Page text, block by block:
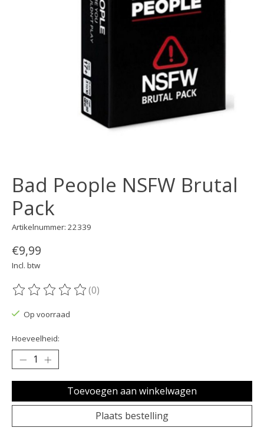
Bad People NSFW Brutal
Pack
Artikelnummer: 22339
€9,99
Incl. btw
De beoordeling van dit product is
(0)
Op voorraad
Hoeveelheid:
Toevoegen aan winkelwagen
Plaats bestelling